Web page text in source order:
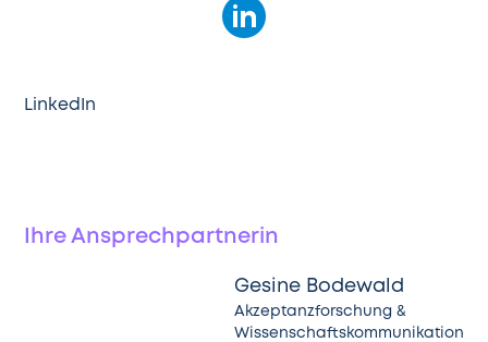
LinkedIn
Ihre Ansprechpartnerin
Gesine Bodewald
Akzeptanzforschung &
Wissenschaftskommunikation